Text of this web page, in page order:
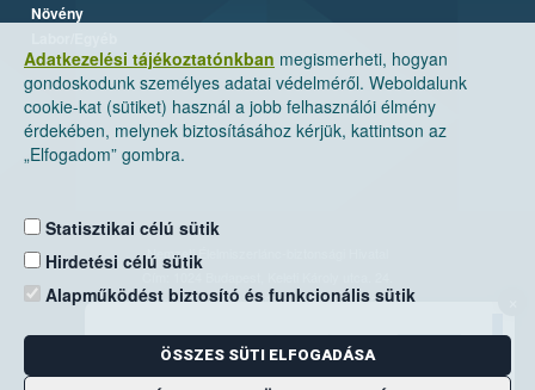
Adatkezelési tájékoztatónkban megismerheti, hogyan
gondoskodunk személyes adatai védelméről. Weboldalunk
cookie-kat (sütiket) használ a jobb felhasználói élmény
érdekében, melynek biztosításához kérjük, kattintson az
„Elfogadom” gombra.
Statisztikai célú sütik
Hirdetési célú sütik
Alapműködést biztosító és funkcionális sütik
ÖSSZES SÜTI ELFOGADÁSA
Növény
Nemzeti Élelmiszerlánc-biztonsági Hivatal
Levelezési cím: 1525 Budapest. Pf. 30.
E-mail:ugyfelszolgalat@nebih.gov.hu